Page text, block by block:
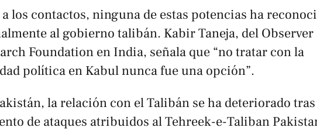
a los contactos, ninguna de estas potencias ha
al gobierno talibán. Kabir Taneja, del Observer
Foundation en India, señala que “no tratar con la
política en Kabul nunca fue una opción”.
la relación con el Talibán se ha deteriorado
de ataques atribuidos al Tehreek-e-Taliban